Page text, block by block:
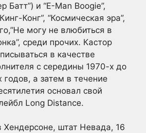
Батт”) и “E-Man Boogie”,
Конг”, “Космическая эра”,
могу не влюбиться в
среди прочих. Кастор
в качестве
с середины 1970-х до
годов, а затем в течение
основал свой
Long Distance.
Хендерсоне, штат Невада, 16